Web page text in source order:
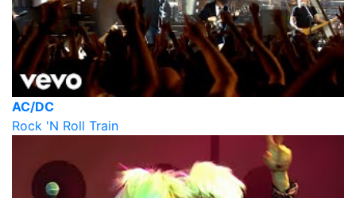
AC/DC
Rock 'N Roll Train